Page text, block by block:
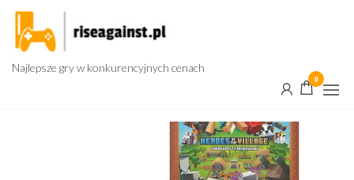
Przejdź
treści
Najlepsze gry w konkurencyjnych cenach
0